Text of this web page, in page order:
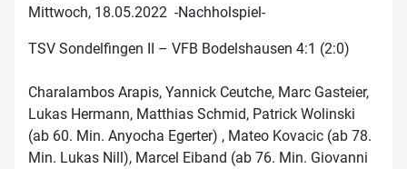
Mittwoch, 18.05.2022 -Nachholspiel-
TSV Sondelfingen II – VFB Bodelshausen 4:1 (2:0)
Charalambos Arapis, Yannick Ceutche, Marc Gasteier,
Lukas Hermann, Matthias Schmid, Patrick Wolinski
(ab 60. Min. Anyocha Egerter) , Mateo Kovacic (ab 78.
Min. Lukas Nill), Marcel Eiband (ab 76. Min. Giovanni